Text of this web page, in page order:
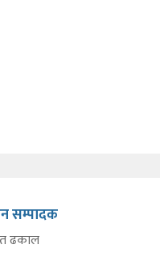
सम्पादक
ढकाल